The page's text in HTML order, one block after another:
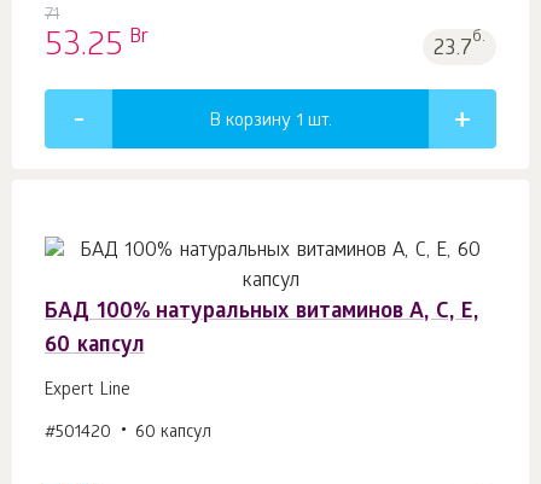
71
53.25 Br 23.7б.
В корзину 1 шт.
БАД 100% натуральных витаминов A, C, Е,
60 капсул
Expert Line
#501420 60 капсул